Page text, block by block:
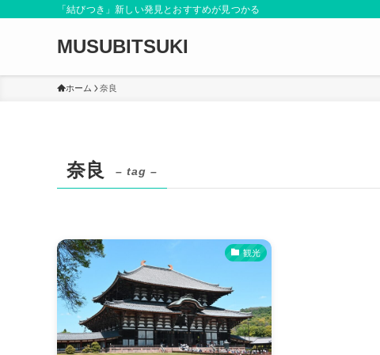
「結びつき」新しい発見とおすすめが見つかる
MUSUBITSUKI
ホーム 奈良
奈良 – tag –
観光